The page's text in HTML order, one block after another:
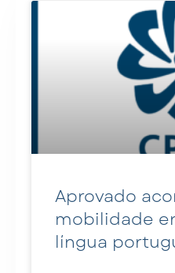
Aprovado
mobilidade
língua